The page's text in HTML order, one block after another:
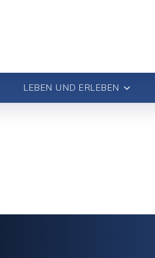
LEBEN UND ERLEBEN